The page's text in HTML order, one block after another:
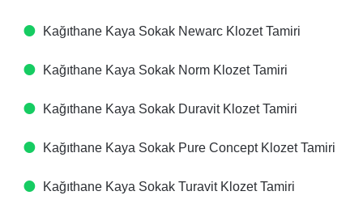
Kağıthane Kaya Sokak Newarc Klozet Tamiri
Kağıthane Kaya Sokak Norm Klozet Tamiri
Kağıthane Kaya Sokak Duravit Klozet Tamiri
Kağıthane Kaya Sokak Pure Concept Klozet Tamiri
Kağıthane Kaya Sokak Turavit Klozet Tamiri